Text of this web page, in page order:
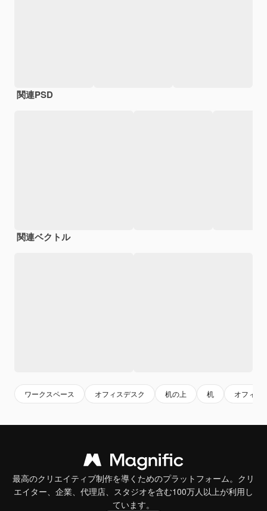
関連PSD
関連ベクトル
ワークスペース オフィスデスク 机の上 机 オフィス
最高のクリエイティブ制作を導くためのプラットフォーム。クリ
エイター、企業、代理店、スタジオを含む100万人以上が利用し
ています。